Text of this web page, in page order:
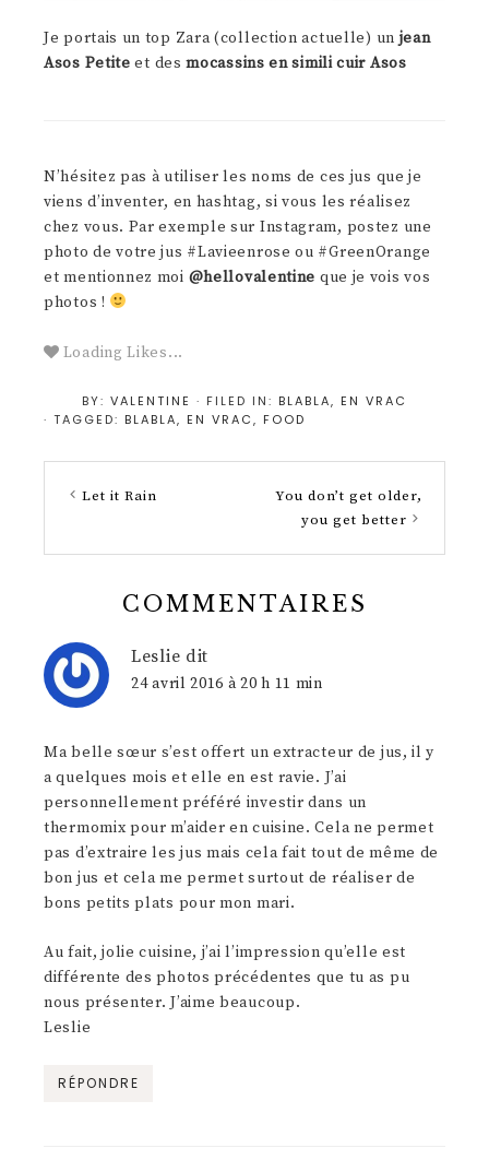
Je portais un top Zara (collection actuelle) un jean
Asos Petite et desmocassins en simili cuir Asos
N’hésitez pas à utiliser les noms de ces jus que je
viens d’inventer, en hashtag, si vous les réalisez
chez vous. Par exemple sur Instagram, postez une
photo de votre jus #Lavieenrose ou #GreenOrange
et mentionnez moi @hellovalentine que je vois vos
photos !
Loading Likes...
BY: VALENTINE · FILED IN: BLABLA, EN VRAC
· TAGGED: BLABLA, EN VRAC, FOOD
Let it Rain
You don’t get older,
you get better
COMMENTAIRES
Leslie dit
24 avril 2016 à 20 h 11 min
Ma belle sœur s’est offert un extracteur de jus, il y
a quelques mois et elle en est ravie. J’ai
personnellement préféré investir dans un
thermomix pour m’aider en cuisine. Cela ne permet
pas d’extraire les jus mais cela fait tout de même de
bon jus et cela me permet surtout de réaliser de
bons petits plats pour mon mari.
Au fait, jolie cuisine, j’ai l’impression qu’elle est
différente des photos précédentes que tu as pu
nous présenter. J’aime beaucoup.
Leslie
RÉPONDRE